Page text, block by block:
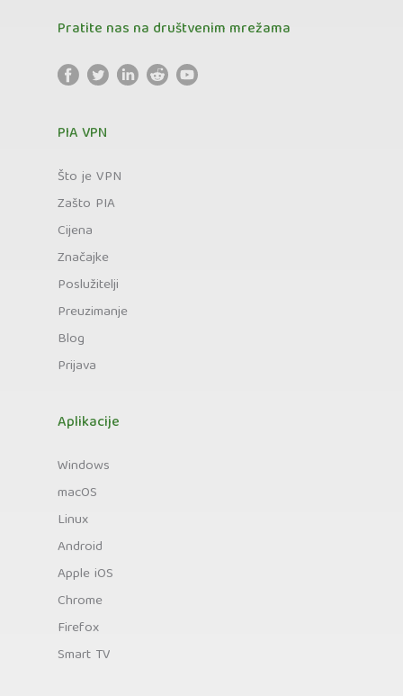
Pratite nas na društvenim mrežama
PIA VPN
Što je VPN
Zašto PIA
Cijena
Značajke
Poslužitelji
Preuzimanje
Blog
Prijava
Aplikacije
Windows
macOS
Linux
Android
Apple iOS
Chrome
Firefox
Smart TV